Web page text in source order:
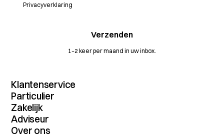
Klantenservice
Contact
MijnDossier
Schade melden
Vergelijkingskaarten
Dienstenwijzers
Algemene voorwaarden
Particulier
Verzekeringenoverzicht
Autoverzekering
Inboedelverzekering
Aansprakelijkheidsverzekering
Zakelijk
Verzekeringenoverzicht
Maritiem
Transport
Adviseur
Dienstenoverzicht
Over ons
Privacyverklaring
1–2 keer per maand in uw inbox.